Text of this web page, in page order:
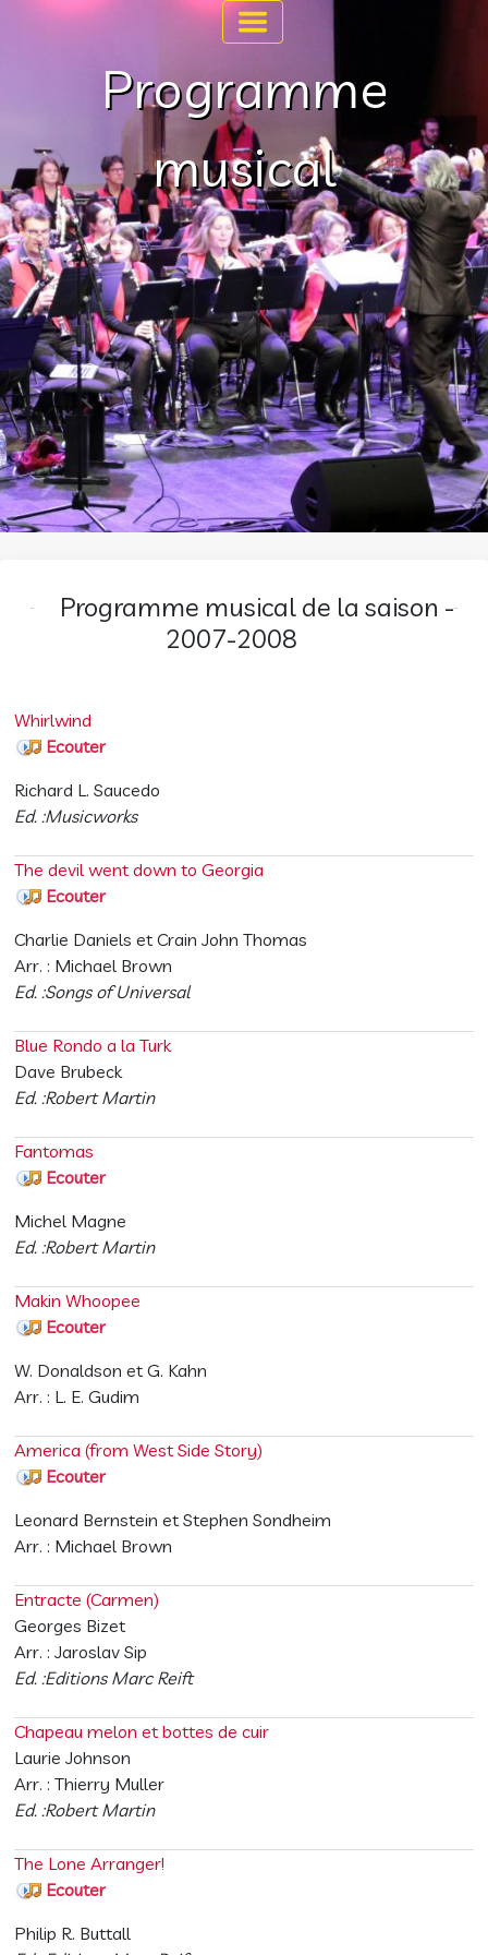
Programme
musical
Programme musical de la saison -
2007-2008
Whirlwind
Ecouter
Richard L. Saucedo
Ed. :Musicworks
The devil went down to Georgia
Ecouter
Charlie Daniels et Crain John Thomas
Arr. : Michael Brown
Ed. :Songs of Universal
Blue Rondo a la Turk
Dave Brubeck
Ed. :Robert Martin
Fantomas
Ecouter
Michel Magne
Ed. :Robert Martin
Makin Whoopee
Ecouter
W. Donaldson et G. Kahn
Arr. : L. E. Gudim
America (from West Side Story)
Ecouter
Leonard Bernstein et Stephen Sondheim
Arr. : Michael Brown
Entracte (Carmen)
Georges Bizet
Arr. : Jaroslav Sip
Ed. :Editions Marc Reift
Chapeau melon et bottes de cuir
Laurie Johnson
Arr. : Thierry Muller
Ed. :Robert Martin
The Lone Arranger!
Ecouter
Philip R. Buttall